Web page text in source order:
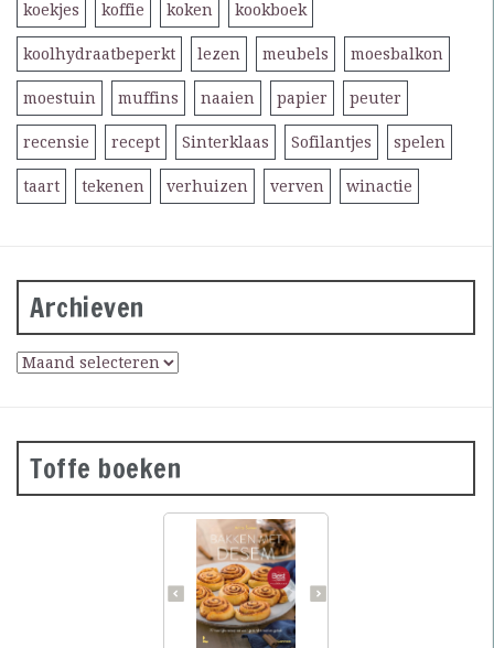
koekjes koffie koken kookboek
koolhydraatbeperkt lezen meubels moesbalkon
moestuin muffins naaien papier peuter
recensie recept Sinterklaas Sofilantjes spelen
taart tekenen verhuizen verven winactie
Archieven
Toffe boeken
Desembrood is
voedzaam, licht
verteerbaar, goed voor de
darmflora én superlekker.
In haar tweede prachtig
geïllustreerde bakboek
verklapt de Sloveense
Anita Sumer de geheimen
van het lekkere brood